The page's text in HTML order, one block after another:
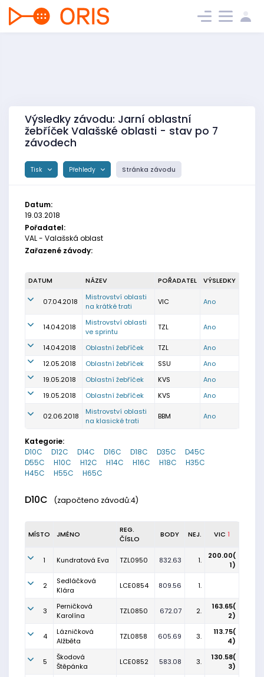
Výsledky závodu: Jarní oblastní
žebříček Valašské oblasti - stav po 7
závodech
Tisk Přehledy Stránka závodu
Datum:
19.03.2018
Pořadatel:
VAL - Valašská oblast
Zařazené závody:
DATUM NÁZEV POŘADATEL VÝSLEDKY
07.04.2018
Mistrovství oblasti
na krátké trati
VIC Ano
14.04.2018
Mistrovství oblasti
ve sprintu
TZL Ano
14.04.2018 Oblastní žebříček TZL
Ano
12.05.2018
Oblastní žebříček SSU
Ano
19.05.2018
Oblastní žebříček KVS
Ano
19.05.2018
Oblastní žebříček KVS Ano
02.06.2018
Mistrovství oblasti
na klasické trati
BBM Ano
Kategorie:
D10C
D12C D14C D16C D18C D35C
D45C
D55C
H10C H12C H14C H16C H18C
H35C
H45C
H55C H65C
D10C (započteno závodů:4)
MÍSTO JMÉNO
REG.
ČÍSLO
BODY NEJ. VIC 1
1 Kundratová Eva TZL0950 832.63 1.
200.00(
1)
2
Sedláčková
Klára
LCE0854 809.56 1.
3
Perničková
Karolína
TZL0850 672.07 2.
163.65(
2)
4
Lázničková
Alžběta
TZL0858 605.69 3.
113.75(
4)
5
Škodová
Štěpánka
LCE0852 583.08 3.
130.58(
3)